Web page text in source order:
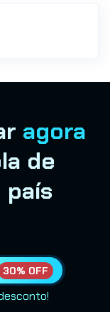
agora
de
30% OFF